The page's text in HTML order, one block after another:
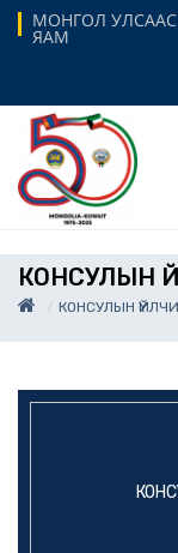
МОНГОЛ
ЯАМ
КОНСУЛЫН
КОНСУЛЫН